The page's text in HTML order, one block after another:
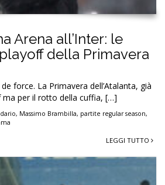
Arena all’Inter: le
della Primavera
force. La Primavera dell’Atalanta, già
ma per il rotto della cuffia, […]
, Massimo Brambilla, partite regular season,
LEGGI TUTTO